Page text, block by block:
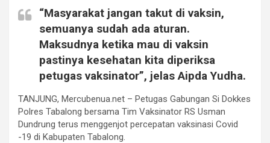
“Masyarakat jangan takut di vaksin,
semuanya sudah ada aturan.
Maksudnya ketika mau di vaksin
pastinya kesehatan kita diperiksa
petugas vaksinator”, jelas Aipda Yudha.
TANJUNG, Mercubenua.net – Petugas Gabungan Si Dokkes
Polres Tabalong bersama Tim Vaksinator RS Usman
Dundrung terus menggenjot percepatan vaksinasi Covid
-19 di Kabupaten Tabalong.